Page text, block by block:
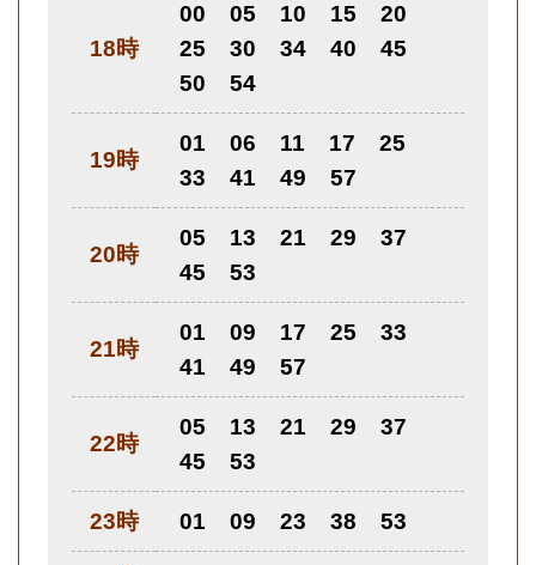
18時
00 05 10 15
20
25
30 34 40
45
50
54
19時
01 06 11 17
25
33
41 49 57
20時
05 13 21 29
37
45
53
21時
01 09 17 25
33
41
49 57
22時
05 13 21 29
37
45
53
23時 01 09 23 38 53